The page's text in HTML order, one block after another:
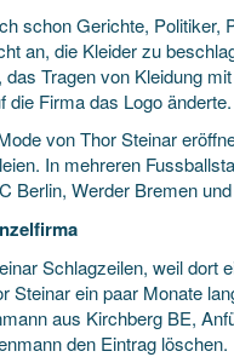
schon Gerichte,
an, die Kleider zu
Tragen von Kleidung
Firma das Logo änderte.
von Thor Steinar
In mehreren
Berlin, Werder Bremen
Schlagzeilen, weil dort
Steinar ein paar Monate
aus Kirchberg BE,
den Eintrag löschen.